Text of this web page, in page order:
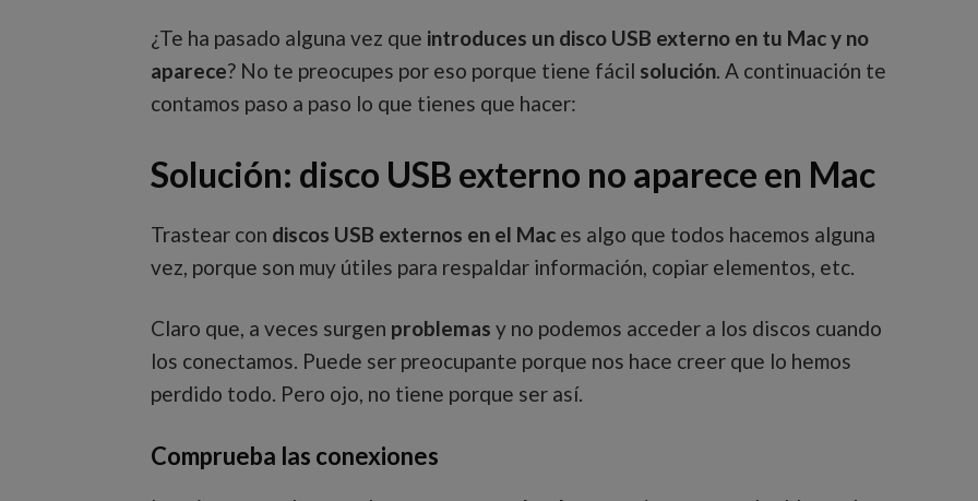
¿Te ha pasado alguna vez que introduces un disco USB externo en tu Mac y no
aparece? No te preocupes por eso porque tiene fácil solución. A continuación te
contamos paso a paso lo que tienes que hacer:
Solución: disco USB externo no aparece en Mac
Trastear con discos USB externos en el Mac es algo que todos hacemos alguna
vez, porque son muy útiles para respaldar información, copiar elementos, etc.
Claro que, a veces surgen problemas y no podemos acceder a los discos cuando
los conectamos. Puede ser preocupante porque nos hace creer que lo hemos
perdido todo. Pero ojo, no tiene porque ser así.
Comprueba las conexiones